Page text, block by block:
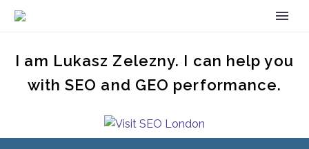
I am Lukasz Zelezny. I can help you
with SEO and GEO performance.